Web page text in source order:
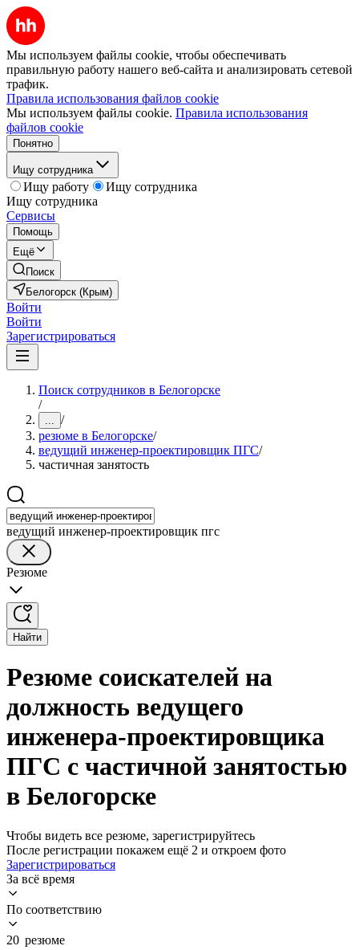
Мы используем файлы cookie, чтобы обеспечивать
правильную работу нашего веб-сайта и анализировать сетевой
трафик.
Правила использования файлов cookie
Мы используем файлы cookie. Правила использования
файлов cookie
Понятно
Ищу сотрудника
Ищу работу
Ищу сотрудника
Ищу сотрудника
Сервисы
Помощь
Ещё
Поиск
Белогорск (Крым)
Войти
Войти
Зарегистрироваться
Поиск сотрудников в Белогорске
/
... /
резюме в Белогорске/
ведущий инженер-проектировщик ПГС/
частичная занятость
ведущий инженер-проектировщик пгс
Резюме
Найти
Резюме соискателей на
должность ведущего
инженера-проектировщика
ПГС с частичной занятостью
в Белогорске
Чтобы видеть все резюме, зарегистрируйтесь
После регистрации покажем ещё 2 и откроем фото
Зарегистрироваться
За всё время
По соответствию
20 резюме